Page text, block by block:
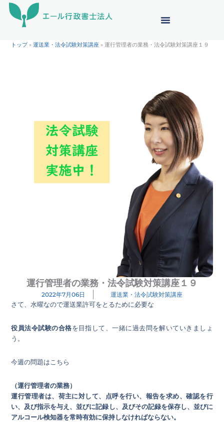
トップ»運送業・法令試験対策講座 »運行管理者の業務・法令試験対策講座１９
運行管理者の業務・法令試験対策講座１９
2022年7月06日 運送業・法令試験対策講座
さて、水曜なので運送業許可をとるために必要な
役員法令試験の合格を目指して、一緒に過去問を解いていきましょ
う。
今週の問題はこちら
（運行管理者の業務）
運行管理者は、荷主に対して、点呼を行い、報告を求め、確認を行
い、及び指示を与え、並びに記録し、及びその記録を保存し、並びに
アルコール検知器を常時有効に保持しなければならない。